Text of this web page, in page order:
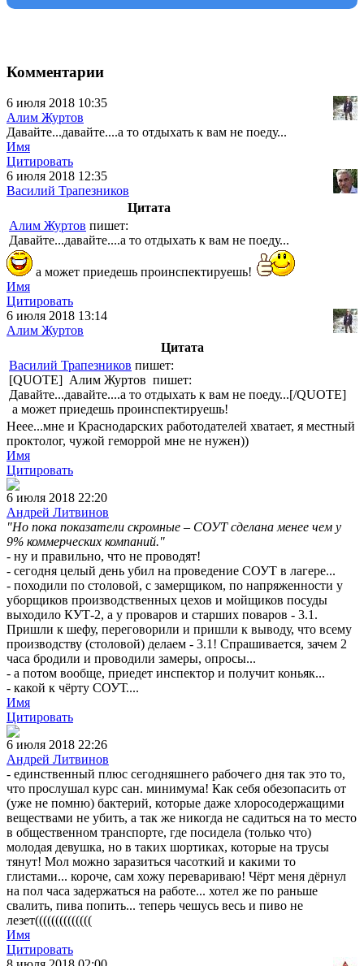
Комментарии
6 июля 2018 10:35
Алим Журтов
Давайте...давайте....а то отдыхать к вам не поеду...
Имя
Цитировать
6 июля 2018 12:35
Василий Трапезников
Цитата
Алим Журтов пишет:
Давайте...давайте....а то отдыхать к вам не поеду...
а может приедешь проинспектируешь!
Имя
Цитировать
6 июля 2018 13:14
Алим Журтов
Цитата
Василий Трапезников пишет:
[QUOTE] Алим Журтов пишет:
Давайте...давайте....а то отдыхать к вам не поеду...[/QUOTE]
а может приедешь проинспектируешь!
Неее...мне и Краснодарских работодателей хватает, я местный
проктолог, чужой геморрой мне не нужен))
Имя
Цитировать
6 июля 2018 22:20
Андрей Литвинов
"Но пока показатели скромные – СОУТ сделана менее чем у
9% коммерческих компаний."
- ну и правильно, что не проводят!
- сегодня целый день убил на проведение СОУТ в лагере...
- походили по столовой, с замерщиком, по напряженности у
уборщиков производственных цехов и мойщиков посуды
выходило КУТ-2, а у проваров и старших поваров - 3.1.
Пришли к шефу, переговорили и пришли к выводу, что всему
производству (столовой) делаем - 3.1! Спрашивается, зачем 2
часа бродили и проводили замеры, опросы...
- а потом вообще, приедет инспектор и получит коньяк...
- какой к чёрту СОУТ....
Имя
Цитировать
6 июля 2018 22:26
Андрей Литвинов
- единственный плюс сегодняшнего рабочего дня так это то,
что прослушал курс сан. минимума! Как себя обезопасить от
(уже не помню) бактерий, которые даже хлоросодержащими
веществами не убить, а так же никогда не садиться на то место
в общественном транспорте, где посидела (только что)
молодая девушка, но в таких шортиках, которые на трусы
тянут! Мол можно заразиться часоткий и какими то
глистами... короче, сам хожу перевариваю! Чёрт меня дёрнул
на пол часа задержаться на работе... хотел же по раньше
свалить, пива попить... теперь чешусь весь и пиво не
лезет((((((((((((((
Имя
Цитировать